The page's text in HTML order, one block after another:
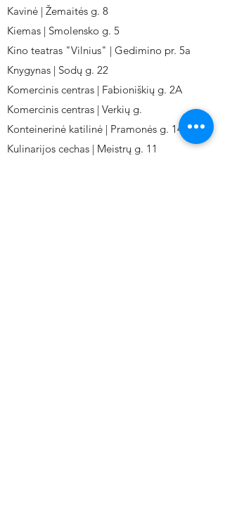
Kavinė | Žemaitės g. 8
Kiemas | Smolensko g. 5
Kino teatras "Vilnius" | Gedimino pr. 5a
Knygynas | Sodų g. 22
Komercinis centras | Fabioniškių g. 2A
Komercinis centras | Verkių g.
Konteinerinė katilinė | Pramonės g. 141
Kulinarijos cechas | Meistrų g. 11